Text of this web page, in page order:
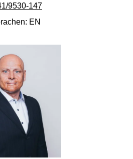
9530-147
EN